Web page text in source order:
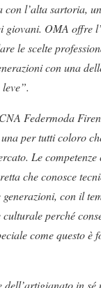
l’alta sartoria,
OMA offre
le scelte
con una
Federmoda
per tutti coloro
Le competenze
che conosce
con il
perché
come questo è
in sé